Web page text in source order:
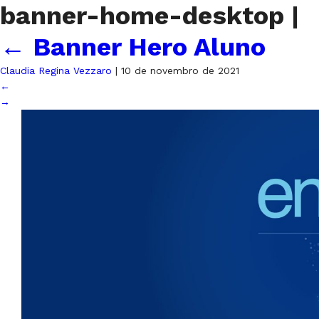
banner-home-desktop |
← Banner Hero Aluno
Claudia Regina Vezzaro | 10 de novembro de 2021
←
→